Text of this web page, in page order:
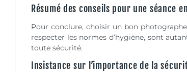
Résumé des conseils pour une séance
Pour conclure, choisir un bon
respecter les normes d’hygiène, sont
toute sécurité.
Insistance sur l’importance de la